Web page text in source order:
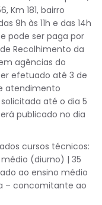
Km 181, bairro
9h às 11h e das 14h
pode ser paga por
Recolhimento da
agências do
efetuado até 3 de
atendimento
até o dia 5
publicado no dia
cursos técnicos:
(diurno) | 35
ao ensino médio
– concomitante ao